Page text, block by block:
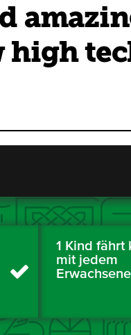
high
1 Kind fährt
mit jedem